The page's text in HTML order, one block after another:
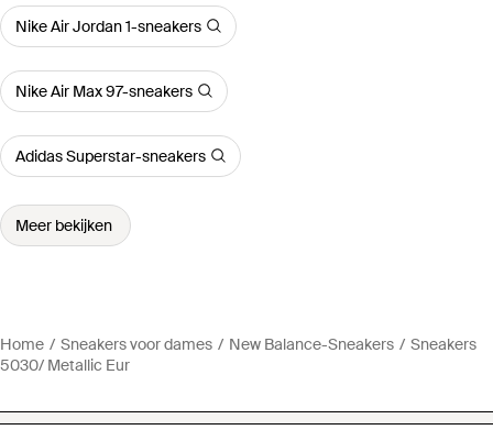
Nike Air Jordan 1-sneakers
Nike Air Max 97-sneakers
Adidas Superstar-sneakers
Meer bekijken
Home Sneakers voor dames New Balance-Sneakers
Sneakers
5030/ Metallic Eur